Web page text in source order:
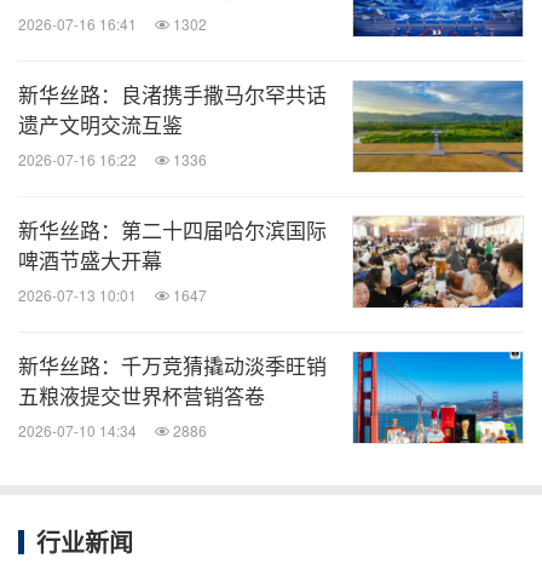
2026-07-16 16:41 1302
新华丝路：良渚携手撒马尔罕共话
遗产文明交流互鉴
2026-07-16 16:22 1336
新华丝路：第二十四届哈尔滨国际
啤酒节盛大开幕
2026-07-13 10:01 1647
新华丝路：千万竞猜撬动淡季旺销
五粮液提交世界杯营销答卷
2026-07-10 14:34 2886
行业新闻